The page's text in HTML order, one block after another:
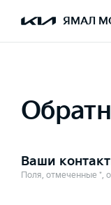
ЯМАЛ
Выбран K9
Ваши
Поля, отмеченные *,